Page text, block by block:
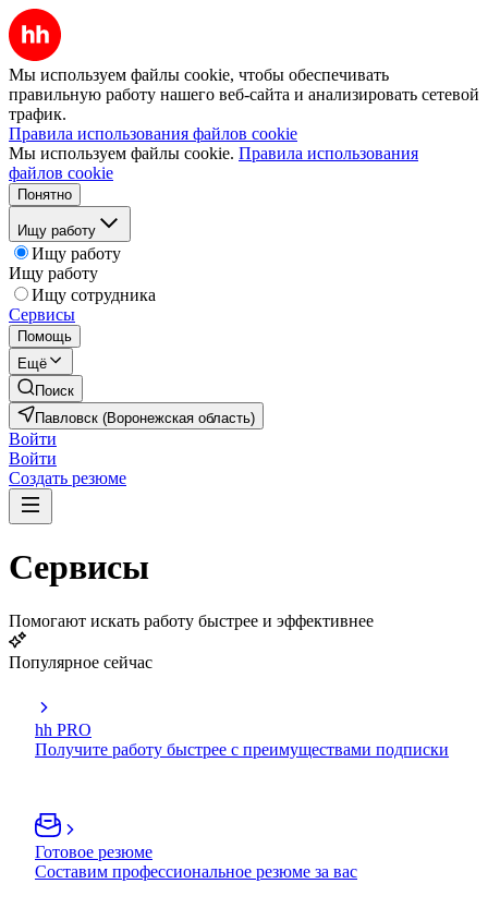
Мы используем файлы cookie, чтобы обеспечивать
правильную работу нашего веб-сайта и анализировать сетевой
трафик.
Правила использования файлов cookie
Мы используем файлы cookie. Правила использования
файлов cookie
Понятно
Ищу работу
Ищу работу
Ищу работу
Ищу сотрудника
Сервисы
Помощь
Ещё
Поиск
Павловск (Воронежская область)
Войти
Войти
Создать резюме
Сервисы
Помогают искать работу быстрее и эффективнее
Популярное сейчас
hh PRO
Получите работу быстрее с преимуществами подписки
Готовое резюме
Составим профессиональное резюме за вас